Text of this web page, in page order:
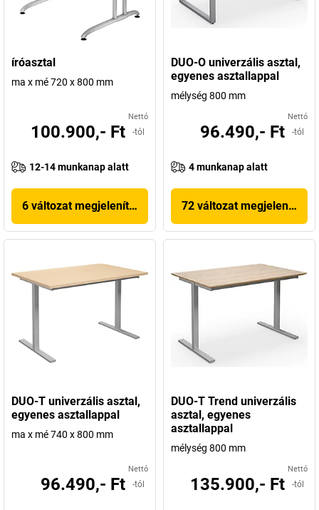
íróasztal
ma x mé 720 x 800 mm
Nettó
100.900,- Ft -tól
12-14 munkanap alatt
6 változat megjelenítése
DUO-O univerzális asztal,
egyenes asztallappal
mélység 800 mm
Nettó
96.490,- Ft -tól
4 munkanap alatt
72 változat megjelenítése
DUO-T univerzális asztal,
egyenes asztallappal
ma x mé 740 x 800 mm
Nettó
96.490,- Ft -tól
DUO-T Trend univerzális
asztal, egyenes
asztallappal
mélység 800 mm
Nettó
135.900,- Ft -tól